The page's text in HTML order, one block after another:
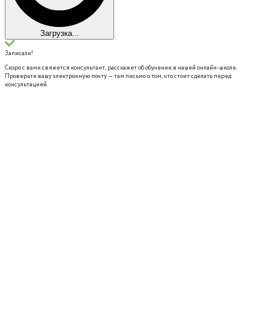
Загрузка...
Записали!
Скоро с вами свяжется консультант, расскажет об обучении в нашей онлайн-школе.
Проверьте вашу электронную почту — там письмо о том, что стоит сделать перед
консультацией.